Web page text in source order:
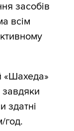
засобів
всім
«Шахеда»
завдяки
здатні
год.